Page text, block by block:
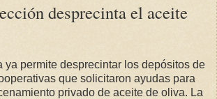
desprecinta el aceite
ya permite desprecintar los depósitos de
que solicitaron ayudas para
privado de aceite de oliva. La